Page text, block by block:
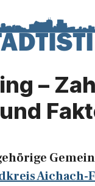
–
Aichach-